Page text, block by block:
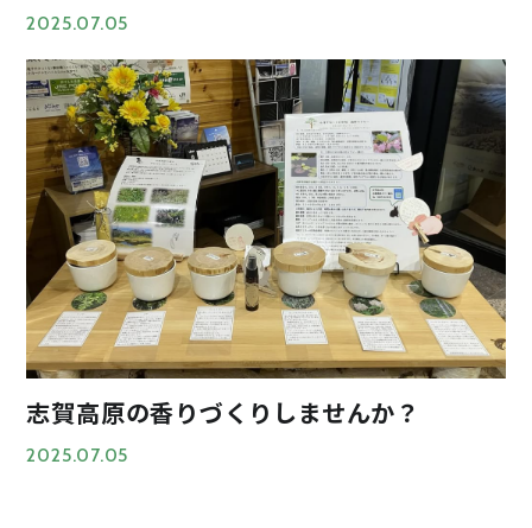
2025.07.05
志賀高原の香りづくりしませんか？
2025.07.05